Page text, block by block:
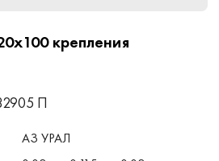
крепления
П
АЗ УРАЛ